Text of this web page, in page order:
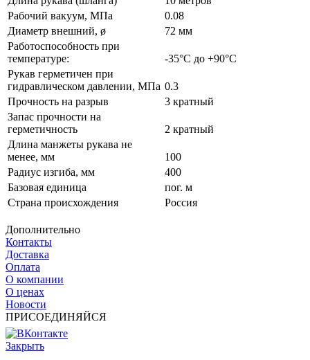
Рабочий вакуум, МПа
0.08
Диаметр внешний, ø
72 мм
Работоспособность при
температуре:
-35°С до +90°С
Рукав герметичен при
гидравлическом давлении, МПа 0.3
Прочность на разрыв
3 кратный
Запас прочности на
герметичность
2 кратный
Длина манжеты рукава не
менее, мм
100
Радиус изгиба, мм
400
Базовая единица
пог. м
Страна происхождения
Россия
Дополнительно
Контакты
Доставка
Оплата
О компании
О ценах
Новости
ПРИСОЕДИНЯЙСЯ
Закрыть